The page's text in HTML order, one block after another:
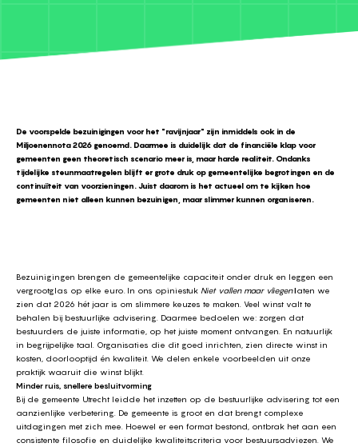
De voorspelde bezuinigingen voor het "ravijnjaar" zijn inmiddels ook in de
Miljoenennota 2026 genoemd. Daarmee is duidelijk dat de financiële klap voor
gemeenten geen theoretisch scenario meer is, maar harde realiteit. Ondanks
tijdelijke steunmaatregelen blijft er grote druk op gemeentelijke begrotingen en de
continuïteit van voorzieningen. Juist daarom is het actueel om te kijken hoe
gemeenten niet alleen kunnen bezuinigen, maar slimmer kunnen organiseren.
Bezuinigingen brengen de gemeentelijke capaciteit onder druk en leggen een
vergrootglas op elke euro. In ons opiniestuk Niet vallen maar vliegenlaten we
zien dat 2026 hét jaar is om slimmere keuzes te maken. Veel winst valt te
behalen bij bestuurlijke advisering. Daarmee bedoelen we: zorgen dat
bestuurders de juiste informatie, op het juiste moment ontvangen. En natuurlijk
in begrijpelijke taal. Organisaties die dit goed inrichten, zien directe winst in
kosten, doorlooptijd én kwaliteit. We delen enkele voorbeelden uit onze
praktijk waaruit die winst blijkt.
Minder ruis, snellere besluitvorming
Bij de gemeente Utrecht leidde het inzetten op de bestuurlijke advisering tot een
aanzienlijke verbetering. De gemeente is groot en dat brengt complexe
uitdagingen met zich mee. Hoewel er een format bestond, ontbrak het aan een
consistente filosofie en duidelijke kwaliteitscriteria voor bestuursadviezen. We